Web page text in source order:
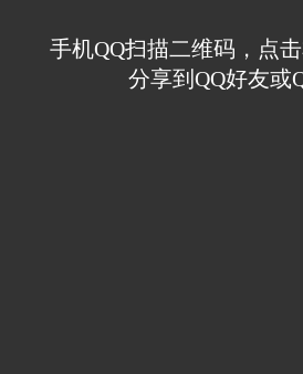
手机QQ扫描二维码，点击
分享到QQ好友或